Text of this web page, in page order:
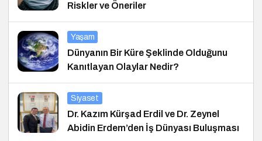
Riskler ve Öneriler
Yaşam
Dünyanın Bir Küre Şeklinde Olduğunu
Kanıtlayan Olaylar Nedir?
Siyaset
Dr. Kazım Kürşad Erdil ve Dr. Zeynel
Abidin Erdem’den İş Dünyası Buluşması